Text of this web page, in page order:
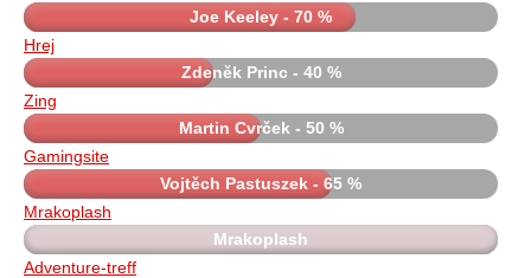
Joe Keeley - 70 %
Hrej
Zdeněk Princ - 40 %
Zing
Martin Cvrček - 50 %
Gamingsite
Vojtěch Pastuszek - 65 %
Mrakoplash
Mrakoplash
Adventure-treff